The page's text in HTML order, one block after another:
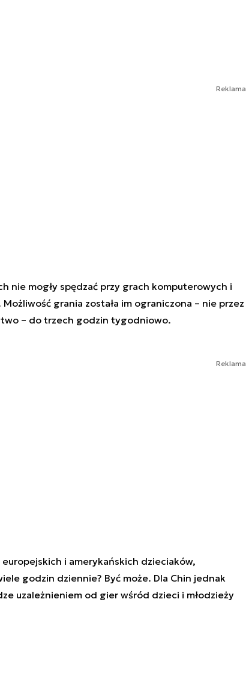
Reklama
nie mogły spędzać przy grach komputerowych i
grania została im ograniczona – nie przez
– do trzech godzin tygodniowo.
Reklama
i amerykańskich dzieciaków,
godzin dziennie? Być może. Dla Chin jednak
uzależnieniem od gier wśród dzieci i młodzieży